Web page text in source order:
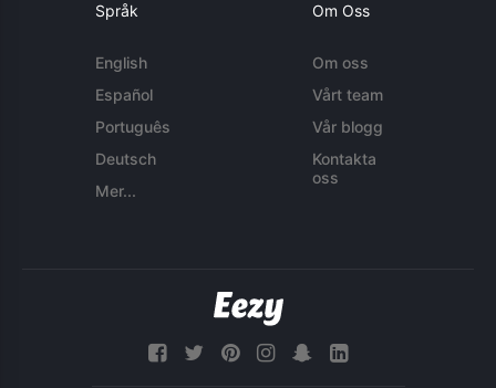
Språk
English
Español
Português
Deutsch
Mer...
Om Oss
Om oss
Vårt team
Vår blogg
Kontakta
oss